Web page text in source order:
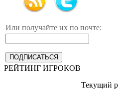
Или получайте их по почте:
РЕЙТИНГ ИГРОКОВ
Текущий